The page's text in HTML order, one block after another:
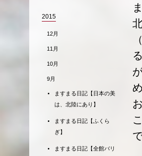
2015
12月
11月
10月
9月
ますまる日記【日本の美
は、北陸にあり】
ますまる日記【ふくら
ぎ】
ますまる日記【全館バリ